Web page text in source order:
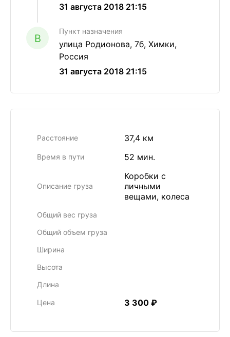
31 августа 2018 21:15
B
Пункт назначения
улица Родионова, 7б, Химки,
Россия
31 августа 2018 21:15
Расстояние 37,4 км
Время в пути 52 мин.
Описание груза
Коробки с
личными
вещами, колеса
Общий вес груза
Общий объем груза
Ширина
Высота
Длина
Цена 3 300 ₽